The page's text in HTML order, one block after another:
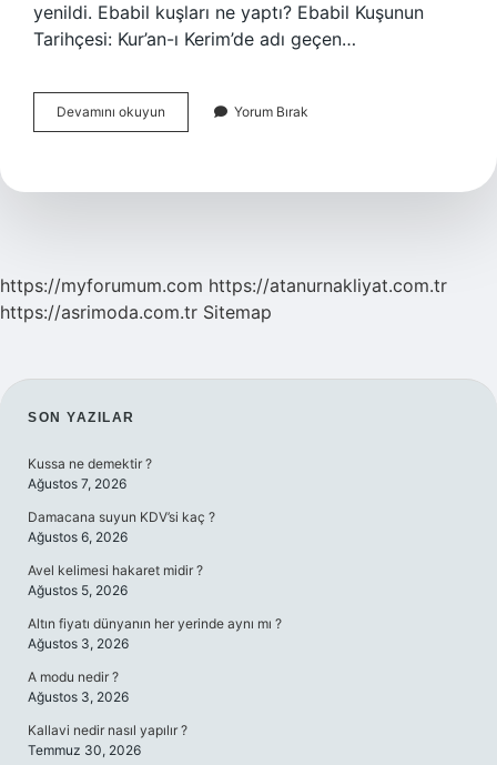
yenildi. Ebabil kuşları ne yaptı? Ebabil Kuşunun
Tarihçesi: Kur’an-ı Kerim’de adı geçen…
Devamını okuyun
Ne
Yorum Bırak
https://myforumum.com https://atanurnakliyat.com.tr
https://asrimoda.com.tr Sitemap
SIDEBAR
SON YAZILAR
Kussa ne demektir ?
Ağustos 7, 2026
Damacana suyun KDV’si kaç ?
Ağustos 6, 2026
Avel kelimesi hakaret midir ?
Ağustos 5, 2026
Altın fiyatı dünyanın her yerinde aynı mı ?
Ağustos 3, 2026
A modu nedir ?
Ağustos 3, 2026
Kallavi nedir nasıl yapılır ?
Temmuz 30, 2026